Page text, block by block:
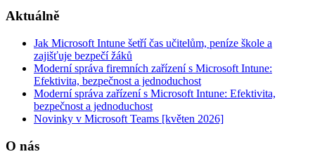
Aktuálně
Jak Microsoft Intune šetří čas učitelům, peníze škole a
zajišťuje bezpečí žáků
Moderní správa firemních zařízení s Microsoft Intune:
Efektivita, bezpečnost a jednoduchost
Moderní správa zařízení s Microsoft Intune: Efektivita,
bezpečnost a jednoduchost
Novinky v Microsoft Teams [květen 2026]
O nás